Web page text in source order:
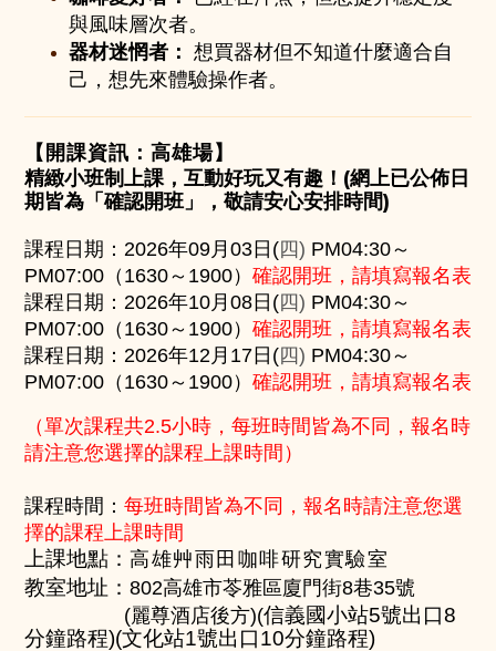
與風味層次者。
器材迷惘者： 想買器材但不知道什麼適合自
己，想先來體驗操作者。
【開課資訊：高雄場】
精緻小班制上課，互動好玩又有趣！ (網上已公佈日
期皆為「確認開班」，敬請安心安排時間)
課程日期：2026年09月03日 (四) PM04:30～
PM07:00（1630～ 1900） 確認開班，請填寫報名表
課程日期：2026年10月08日 (四) PM04:30～
PM07:00（1630～ 1900） 確認開班，請填寫報名表
課程日期：2026年12月17日 (四) PM04:30～
PM07:00（1630～ 1900） 確認開班，請填寫報名表
（單次課程共2.5小時，每班時間皆為不同， 報名時
請注意您選擇的課程上課時間 ）
課程時間： 每班時間皆為不同， 報名時請注意您選
擇的課程 上課時間
上課地點： 高雄艸雨田咖啡研究實驗室
教室地址： 802高雄市苓雅區廈門街8巷35號
(麗尊酒店後方)(信義國小站5號出口8
分鐘路程)(文化站1號出口10分鐘路程)